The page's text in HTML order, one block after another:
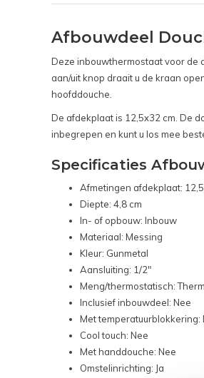
Afbouwdeel
Deze inbouwthermostaat voor de
aan/uit knop draait u de kraan
hoofddouche.
De afdekplaat is 12,5x32 cm. De
inbegrepen en kunt u los mee
Specificaties
Afmetingen afdekplaat:
Diepte: 4,8 cm
In- of opbouw: Inbouw
Materiaal: Messing
Kleur: Gunmetal
Aansluiting: 1/2"
Meng/thermostatisch:
Inclusief inbouwdeel: Nee
Met temperatuurblokkering:
Cool touch: Nee
Met handdouche: Nee
Omstelinrichting: Ja